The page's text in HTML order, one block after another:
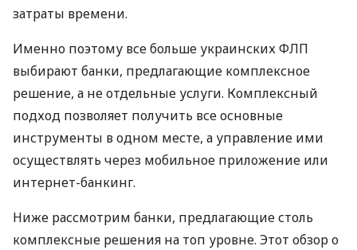
затраты времени.
Именно поэтому все больше украинских ФЛП
выбирают банки, предлагающие комплексное
решение, а не отдельные услуги. Комплексный
подход позволяет получить все основные
инструменты в одном месте, а управление ими
осуществлять через мобильное приложение или
интернет-банкинг.
Ниже рассмотрим банки, предлагающие столь
комплексные решения на топ уровне. Этот обзор о